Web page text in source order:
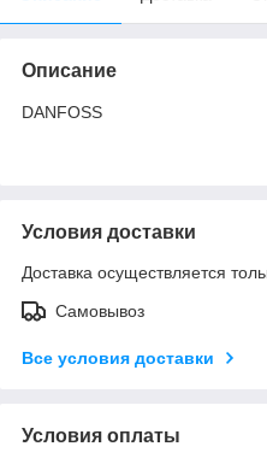
Описание
DANFOSS
Условия доставки
Доставка осуществляется
Самовывоз
Все условия доставки
Условия оплаты